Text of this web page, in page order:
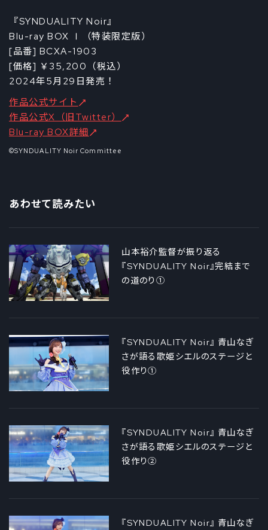
『SYNDUALITY Noir』
Blu-ray BOX Ⅰ（特装限定版）
[品番] BCXA-1903
[価格] ￥35,200（税込）
2024年5月29日発売！
作品公式サイト
作品公式X（旧Twitter）
Blu-ray BOX詳細
©SYNDUALITY Noir Committee
あわせて読みたい
山本裕介監督が振り返る
『SYNDUALITY Noir』完結まで
の道のり①
『SYNDUALITY Noir』 青山なぎ
さが語る歌姫シエルのステージと
役作り①
『SYNDUALITY Noir』 青山なぎ
さが語る歌姫シエルのステージと
役作り②
『SYNDUALITY Noir』 青山なぎ